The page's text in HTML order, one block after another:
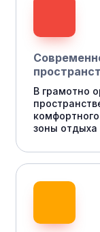
В грамотно
зоны